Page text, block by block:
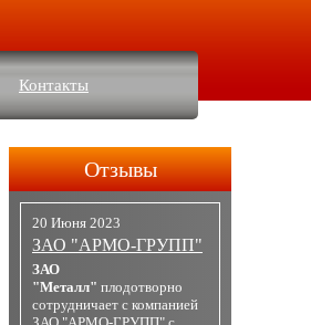
Контакты
Отзывы
20 Июня 2023
ЗАО "АРМО-ГРУПП"
ЗАО
"Металл" плодотворно
сотрудничает с компанией